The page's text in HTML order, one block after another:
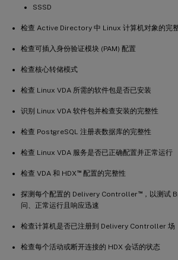
SSSD
检查 Active Directory 中 Linux 计算机对象的完
检查可插入身份验证模块 (PAM) 配置
检查核心转储模式
检查 Linux VDA 所需的软件包是否已安装
识别 Linux VDA 软件包并检查安装的完整性
检查 PostgreSQL 注册表数据库的完整性
检查 Linux VDA 服务是否已正确配置并正常运行
检查 VDA 和 HDX ™配置的完整性
探测每个配置的 Delivery Controller™，以测试
问、正常运行且响应迅速
检查计算机是否已注册到 Delivery Controller 场
检查每个活动或断开连接的 HDX 会话的状态